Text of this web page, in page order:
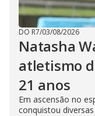
DO R7/03/08/2026
Natasha
atletismo
21 anos
Em ascensão no
conquistou